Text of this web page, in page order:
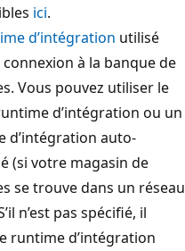
ici.
d’intégration utilisé
à la banque de
Vous pouvez utiliser le
d’intégration ou un
d’intégration auto-
(si votre magasin de
se trouve dans un réseau
n’est pas spécifié, il
runtime d’intégration